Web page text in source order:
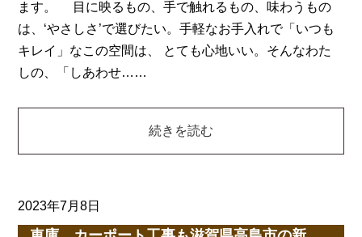
ます。 目に映るもの、手で触れるもの、味わうもの
は、‘やさしさ’で選びたい。手軽なお手入れで「いつも
キレイ」なこの空間は、 とても心地いい。そんなわた
しの、「しあわせ……
続きを読む
2023年7月8日